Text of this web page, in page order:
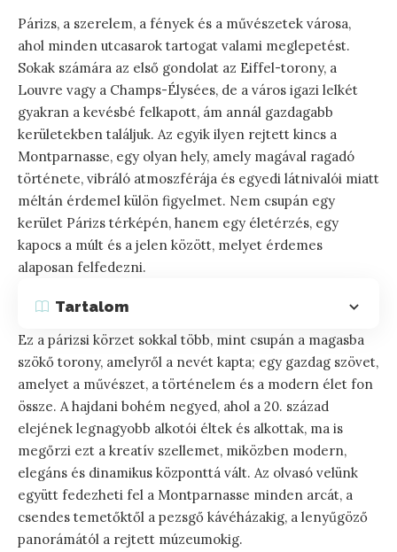
Párizs, a szerelem, a fények és a művészetek városa,
ahol minden utcasarok tartogat valami meglepetést.
Sokak számára az első gondolat az Eiffel-torony, a
Louvre vagy a Champs-Élysées, de a város igazi lelkét
gyakran a kevésbé felkapott, ám annál gazdagabb
kerületekben találjuk. Az egyik ilyen rejtett kincs a
Montparnasse, egy olyan hely, amely magával ragadó
története, vibráló atmoszférája és egyedi látnivalói miatt
méltán érdemel külön figyelmet. Nem csupán egy
kerület Párizs térképén, hanem egy életérzés, egy
kapocs a múlt és a jelen között, melyet érdemes
alaposan felfedezni.
Tartalom
Ez a párizsi körzet sokkal több, mint csupán a magasba
szökő torony, amelyről a nevét kapta; egy gazdag szövet,
amelyet a művészet, a történelem és a modern élet fon
össze. A hajdani bohém negyed, ahol a 20. század
elejének legnagyobb alkotói éltek és alkottak, ma is
megőrzi ezt a kreatív szellemet, miközben modern,
elegáns és dinamikus központtá vált. Az olvasó velünk
együtt fedezheti fel a Montparnasse minden arcát, a
csendes temetőktől a pezsgő kávéházakig, a lenyűgöző
panorámától a rejtett múzeumokig.